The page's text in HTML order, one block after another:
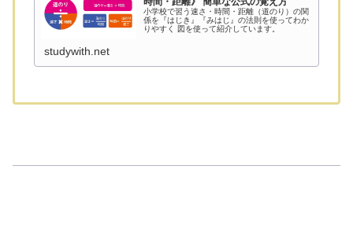
小学校で習う速さ・時間・距離（道のり）の関
係を『はじき』『みはじ』の法則を使ってわか
りやすく 図を使って紹介しています。
studywith.net